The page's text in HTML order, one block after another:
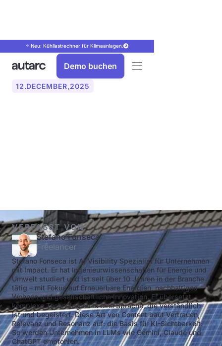
⭐ Neu: Kühllastrechner für Klimaanlagen.
Demo buchen
12.DECEMBER,2025
VERFASST VON
Stefano Fonseca
Freelancer
Stefano Fonseca ist AI Visibility Spezialist für Unternehmen
mit Impact. Er hat Ingenieurwissenschaften für Energie und
Umwelt studiert und ist seit über 10 Jahren in der Branche
tätig – mit Fokus auf Erneuerbare Energien, nachhaltiges
Wohnen und gesellschaftliche Innovation. Er übersetzt
komplexe Technologien in eine Sprache, die verständlich
ist und begeistert. Diese Art von Content baut Vertrauen,
Relevanz und Resonanz auf: die Basis für KI-Sichtbarkeit.
So werden Unternehmen in LLMs wie Gemini, Claude und
ChatGPT empfohlen.